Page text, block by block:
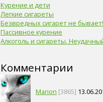
Курение и дети
Легкие сигареты
Безвредных сигарет не бывает!
Пассивное курение
Алкоголь и сигареты.
Комментарии
Marion [3865]